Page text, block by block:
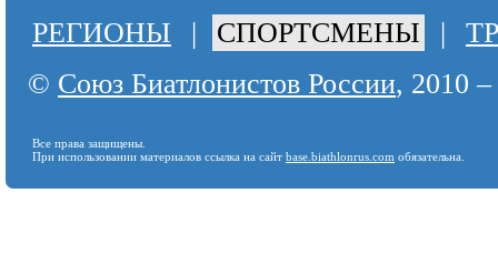
РЕГИОНЫ | СПОРТСМЕНЫ |
© Союз Биатлонистов России, 2010
Все права защищены.
При использовании материалов ссылка на сайт base.biathlonrus.com обязательна.